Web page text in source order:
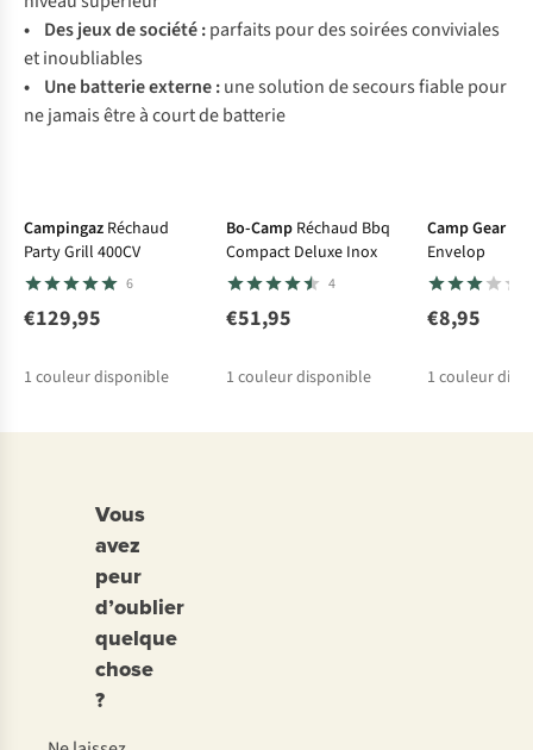
• Desjeux de société:parfaits pour des soirées conviviales
et inoubliables
• Unebatterie externe:une solution de secours fiable pour
ne jamais être à court de batterie
Campingaz Réchaud
Party Grill 400CV
6
€129,95
1 couleur disponible
Bo-Camp Réchaud Bbq
Compact Deluxe Inox
4
€51,95
1 couleur disponible
Camp Gear
Envelop
€8,95
1 couleur
Vous
avez
peur
d’oublier
quelque
chose
?